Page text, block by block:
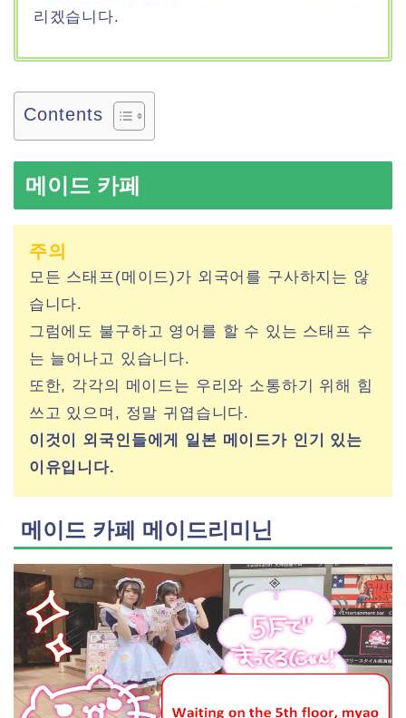
리겠습니다.
Contents
메이드 카페
주의
모든 스태프(메이드)가 외국어를 구사하지는 않
습니다.
그럼에도 불구하고 영어를 할 수 있는 스태프 수
는 늘어나고 있습니다.
또한, 각각의 메이드는 우리와 소통하기 위해 힘
쓰고 있으며, 정말 귀엽습니다.
이것이 외국인들에게 일본 메이드가 인기 있는
이유입니다.
메이드 카페 메이드리미닌